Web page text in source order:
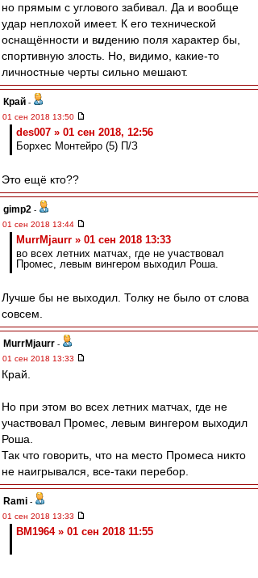
но прямым с углового забивал. Да и вообще
удар неплохой имеет. К его технической
оснащённости и видению поля характер бы,
спортивную злость. Но, видимо, какие-то
личностные черты сильно мешают.
Край -
01 сен 2018 13:50
des007 » 01 сен 2018, 12:56
Борхес Монтейро (5) П/З
Это ещё кто??
gimp2 -
01 сен 2018 13:44
MurrMjaurr » 01 сен 2018 13:33
во всех летних матчах, где не участвовал
Промес, левым вингером выходил Роша.
Лучше бы не выходил. Толку не было от слова
совсем.
MurrMjaurr -
01 сен 2018 13:33
Край.
Но при этом во всех летних матчах, где не
участвовал Промес, левым вингером выходил
Роша.
Так что говорить, что на место Промеса никто
не наигрывался, все-таки перебор.
Rami -
01 сен 2018 13:33
BM1964 » 01 сен 2018 11:55